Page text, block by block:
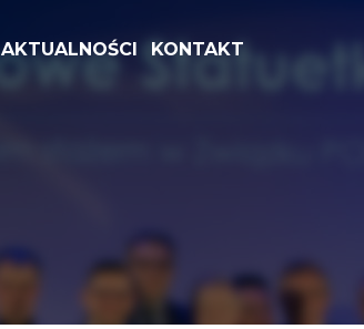
AKTUALNOŚCI KONTAKT